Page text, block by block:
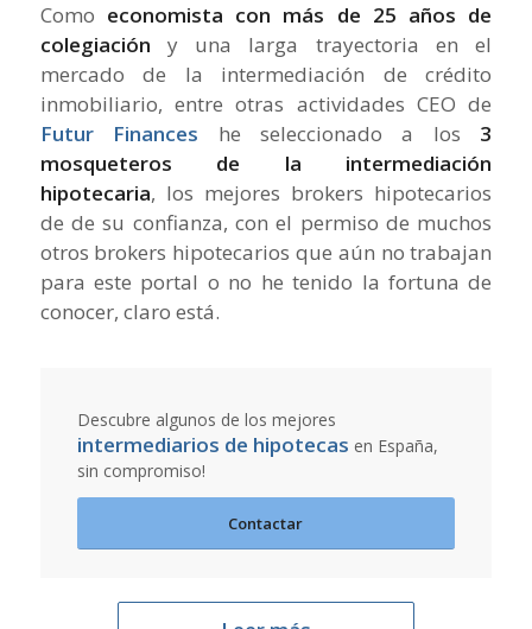
Como economista con más de 25 años de
colegiación y una larga trayectoria en el
mercado de la intermediación de crédito
inmobiliario, entre otras actividades CEO de
Futur Finances he seleccionado a los 3
mosqueteros de la intermediación
hipotecaria, los mejores brokers hipotecarios
de de su confianza, con el permiso de muchos
otros brokers hipotecarios que aún no trabajan
para este portal o no he tenido la fortuna de
conocer, claro está.
Descubre algunos de los mejores
intermediarios de hipotecas en España,
sin compromiso!
Contactar